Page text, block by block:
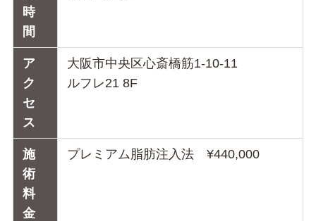
時
間
ア
ク
セ
ス
大阪市中央区心斎橋筋1-10-11
ルフレ21 8F
施
術
料
金
プレミアム脂肪注入法 ¥440,000